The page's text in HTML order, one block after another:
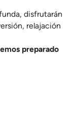
disfrutarán
relajación
preparado